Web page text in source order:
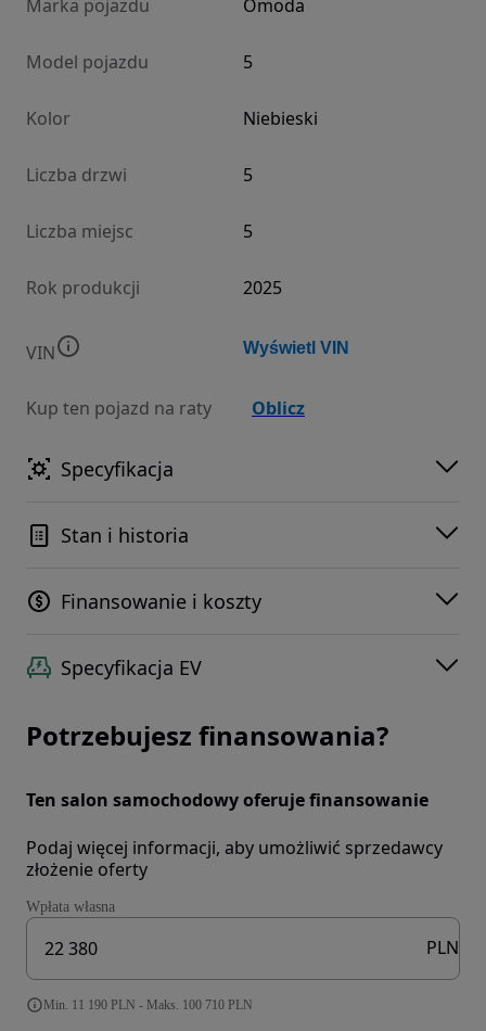
Marka pojazdu Omoda
Model pojazdu 5
Kolor Niebieski
Liczba drzwi 5
Liczba miejsc 5
Rok produkcji 2025
VIN Wyświetl VIN
Kup ten pojazd na raty Oblicz
Specyfikacja
Stan i historia
Finansowanie i koszty
Specyfikacja EV
Potrzebujesz finansowania?
Ten salon samochodowy oferuje finansowanie
Podaj więcej informacji, aby umożliwić sprzedawcy
złożenie oferty
Wpłata własna
PLN
Min. 11 190 PLN - Maks. 100 710 PLN